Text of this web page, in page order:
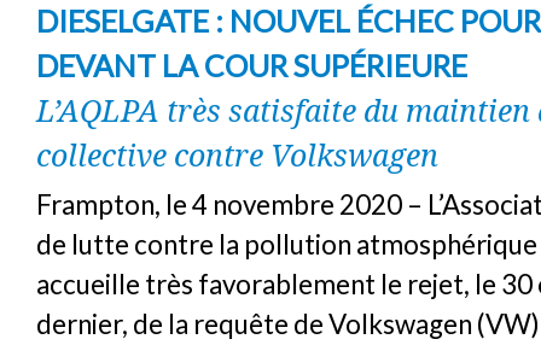
DIESELGATE : NOUVEL ÉCHEC
DEVANT LA COUR SUPÉRIEURE
L’AQLPA très satisfaite du maintien
collective contre Volkswagen
Frampton, le 4 novembre 2020 –
de lutte contre la pollution atmosphérique
accueille très favorablement le rejet, le
dernier, de la requête de Volkswagen